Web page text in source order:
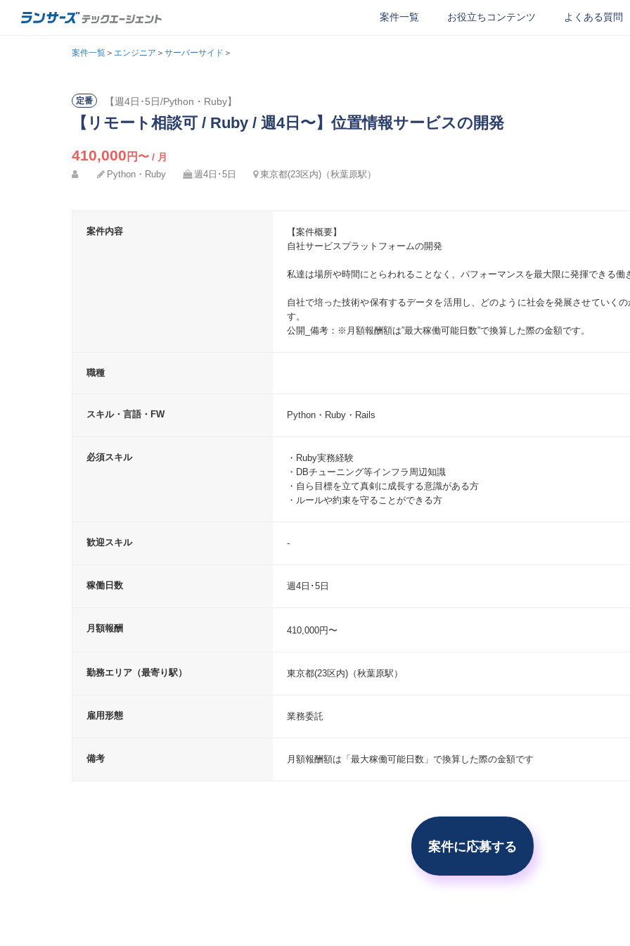
案件一覧 お役立ちコンテンツ よくある質問
案件一覧 ＞ エンジニア ＞ サーバーサイド ＞
定番 【週4日･5日/Python・Ruby】
【リモート相談可 / Ruby / 週4日〜】位置情報サービスの開発
410,000 円〜 / 月
Python・Ruby 週4日･5日 東京都(23区内)（秋葉原駅）
案件内容
【案件概要】
自社サービスプラットフォームの開発
私達は場所や時間にとらわれることなく、パフォーマンスを最大限に発揮できる
自社で培った技術や保有するデータを活用し、どのように社会を発展させていく
す。
公開_備考：※月額報酬額は”最大稼働可能日数”で換算した際の金額です。
職種
スキル・言語・FW Python・Ruby・Rails
必須スキル
・Ruby実務経験
・DBチューニング等インフラ周辺知識
・自ら目標を立て真剣に成長する意識がある方
・ルールや約束を守ることができる方
歓迎スキル -
稼働日数 週4日･5日
月額報酬 410,000円〜
勤務エリア（最寄り駅） 東京都(23区内)（秋葉原駅）
雇用形態 業務委託
備考 月額報酬額は「最大稼働可能日数」で換算した際の金額です
案件に応募する
メールアドレス
パスワード
氏名
カナ 必須
メールアドレス 必須
生年月日 必須
パスワード 必須
すでに登録済みの方はログイン